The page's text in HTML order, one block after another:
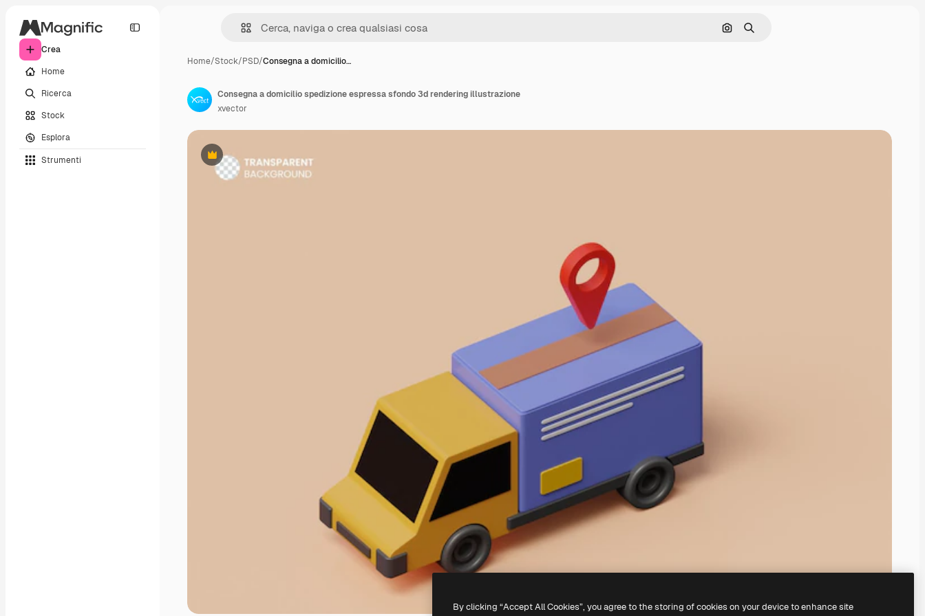
Crea
Home
Ricerca
Stock
Esplora
Strumenti
Cerca per immagine
Ricerca
Home/Stock/PSD/Consegna a domicilio…
Premium
Consegna a domicilio spedizione espressa sfondo 3d rendering illustrazione
xvector
By clicking “Accept All Cookies”, you agree to the storing of cookies on your device to enhance site